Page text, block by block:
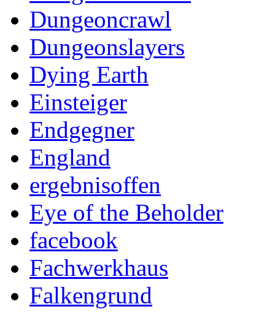
Dungeoncrawl
Dungeonslayers
Dying Earth
Einsteiger
Endgegner
England
ergebnisoffen
Eye of the Beholder
facebook
Fachwerkhaus
Falkengrund